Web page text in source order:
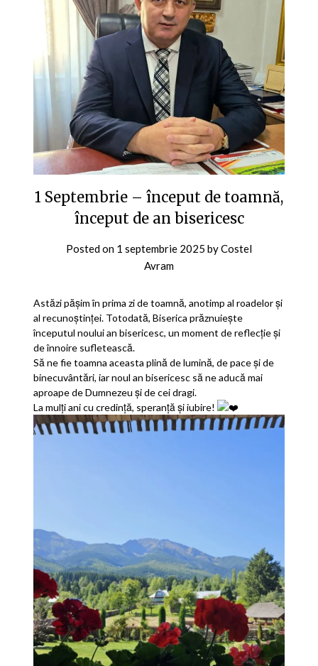
1 Septembrie – început de toamnă,
început de an bisericesc
Posted on 1 septembrie 2025 byCostel
Avram
Astăzi pășim în prima zi de toamnă, anotimp al roadelor și
al recunoștinței. Totodată, Biserica prăznuiește
începutul noului an bisericesc, un moment de reflecție și
de înnoire sufletească.
Să ne fie toamna aceasta plină de lumină, de pace și de
binecuvântări, iar noul an bisericesc să ne aducă mai
aproape de Dumnezeu și de cei dragi.
La mulți ani cu credință, speranță și iubire!